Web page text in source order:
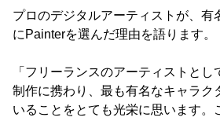
プロのデジタルアーティストが、有
にPainterを選んだ理由を語ります。
「フリーランスのアーティストと
制作に携わり、最も有名なキャラク
いることをとても光栄に思います。